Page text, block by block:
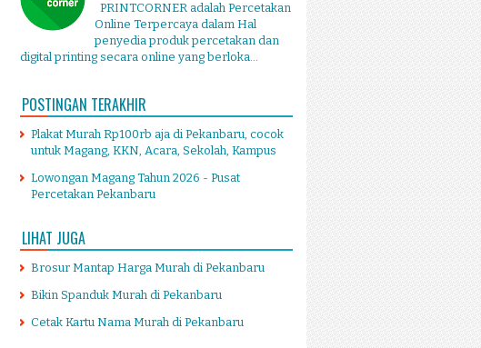
PRINTCORNER adalah Percetakan
Online Terpercaya dalam Hal
penyedia produk percetakan dan
digital printing secara online yang berloka...
POSTINGAN TERAKHIR
Plakat Murah Rp100rb aja di Pekanbaru, cocok
untuk Magang, KKN, Acara, Sekolah, Kampus
Lowongan Magang Tahun 2026 - Pusat
Percetakan Pekanbaru
LIHAT JUGA
Brosur Mantap Harga Murah di Pekanbaru
Bikin Spanduk Murah di Pekanbaru
Cetak Kartu Nama Murah di Pekanbaru